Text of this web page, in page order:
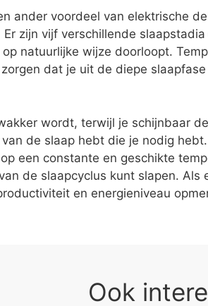
ander voordeel van elektrische
zijn vijf verschillende
natuurlijke wijze doorloopt.
dat je uit de diepe
wordt, terwijl je schijnbaar
de slaap hebt die je nodig
een constante en geschikte
de slaapcyclus kunt slapen. Als
en energieniveau
Ook